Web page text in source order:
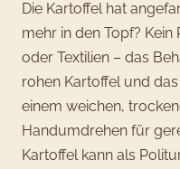
Die Kartoffel hat
mehr in den Topf? Kein
oder Textilien – das
rohen Kartoffel und
einem weichen,
Handumdrehen für
Kartoffel kann als